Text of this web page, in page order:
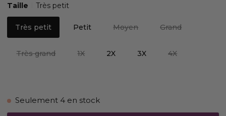
Taille Très petit
Très petit Petit Moyen Grand
Très grand 1X 2X 3X 4X
Seulement 4 en stock